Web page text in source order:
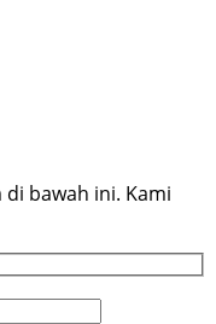
bawah ini. Kami